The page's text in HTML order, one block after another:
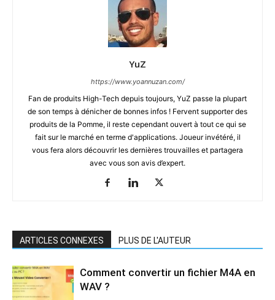
YuZ
https://www.yoannuzan.com/
Fan de produits High-Tech depuis toujours, YuZ passe la plupart
de son temps à dénicher de bonnes infos ! Fervent supporter des
produits de la Pomme, il reste cependant ouvert à tout ce qui se
fait sur le marché en terme d'applications. Joueur invétéré, il
vous fera alors découvrir les dernières trouvailles et partagera
avec vous son avis d’expert.
ARTICLES CONNEXES PLUS DE L'AUTEUR
Comment convertir un fichier M4A en
WAV ?